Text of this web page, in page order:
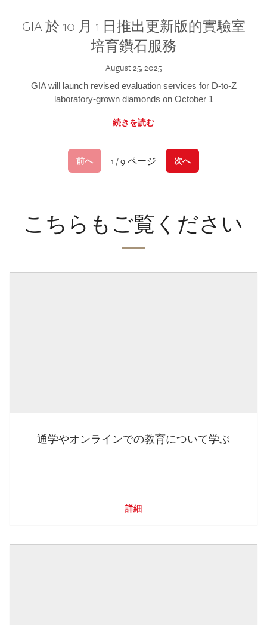
GIA 於 10 月 1 日推出更新版的實驗室
培育鑽石服務
August 25, 2025
GIA will launch revised evaluation services for D-to-Z
laboratory-grown diamonds on October 1
続きを読む
前へ 1 / 9 ページ 次へ
こちらもご覧ください
通学やオンラインでの教育について学ぶ
詳細